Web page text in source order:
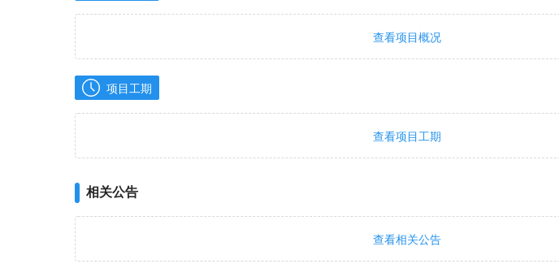
查看项目概况
项目工期
查看项目工期
相关公告
查看相关公告